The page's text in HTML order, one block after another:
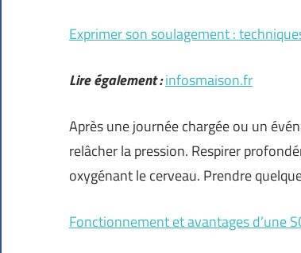
Exprimer son soulagement :
Lire également :infosmaison.fr
Après une journée chargée ou un
relâcher la pression. Respirer
oxygénant le cerveau. Prendre
Fonctionnement et avantages d’une